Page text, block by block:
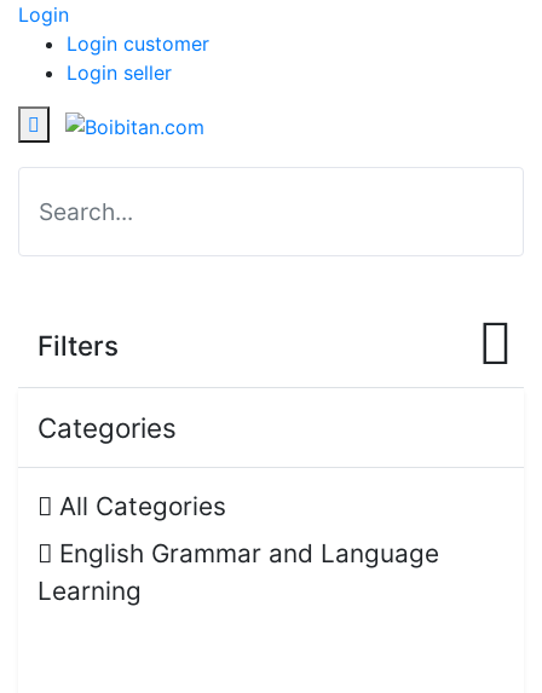
Login
Login customer
Login seller
Filters
Categories
All Categories
English Grammar and Language
Learning